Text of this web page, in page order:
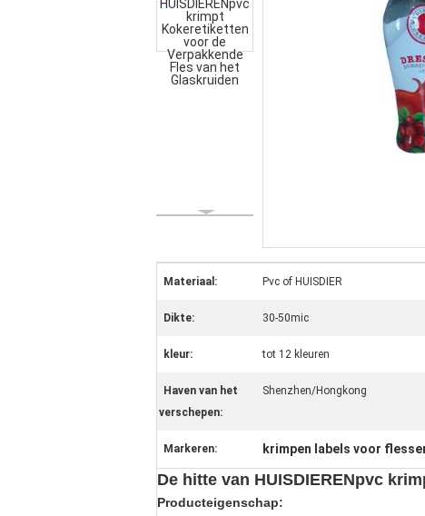
Materiaal: Pvc of HUISDIER
Dikte: 30-50mic
kleur: tot 12 kleuren
Haven van het
verschepen:
Shenzhen/Hongkong
Markeren: krimpen labels voor
De hitte van HUISDIERENpvc
Producteigenschap: